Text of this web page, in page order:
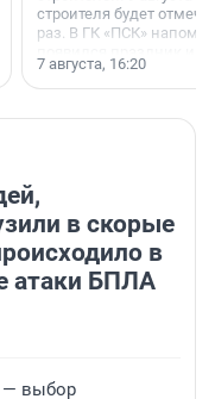
строителя будет
раз. В ГК «ПСК»
поменялась роль
7 августа, 16:20
в скорые
в
атаки БПЛА
— выбор